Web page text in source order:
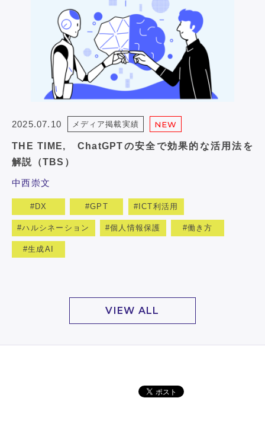
2025.07.10 メディア掲載実績 NEW
THE TIME, ChatGPTの安全で効果的な活用法を
解説（TBS）
中西崇文
DX GPT ICT利活用
ハルシネーション 個人情報保護 働き方
生成AI
VIEW ALL